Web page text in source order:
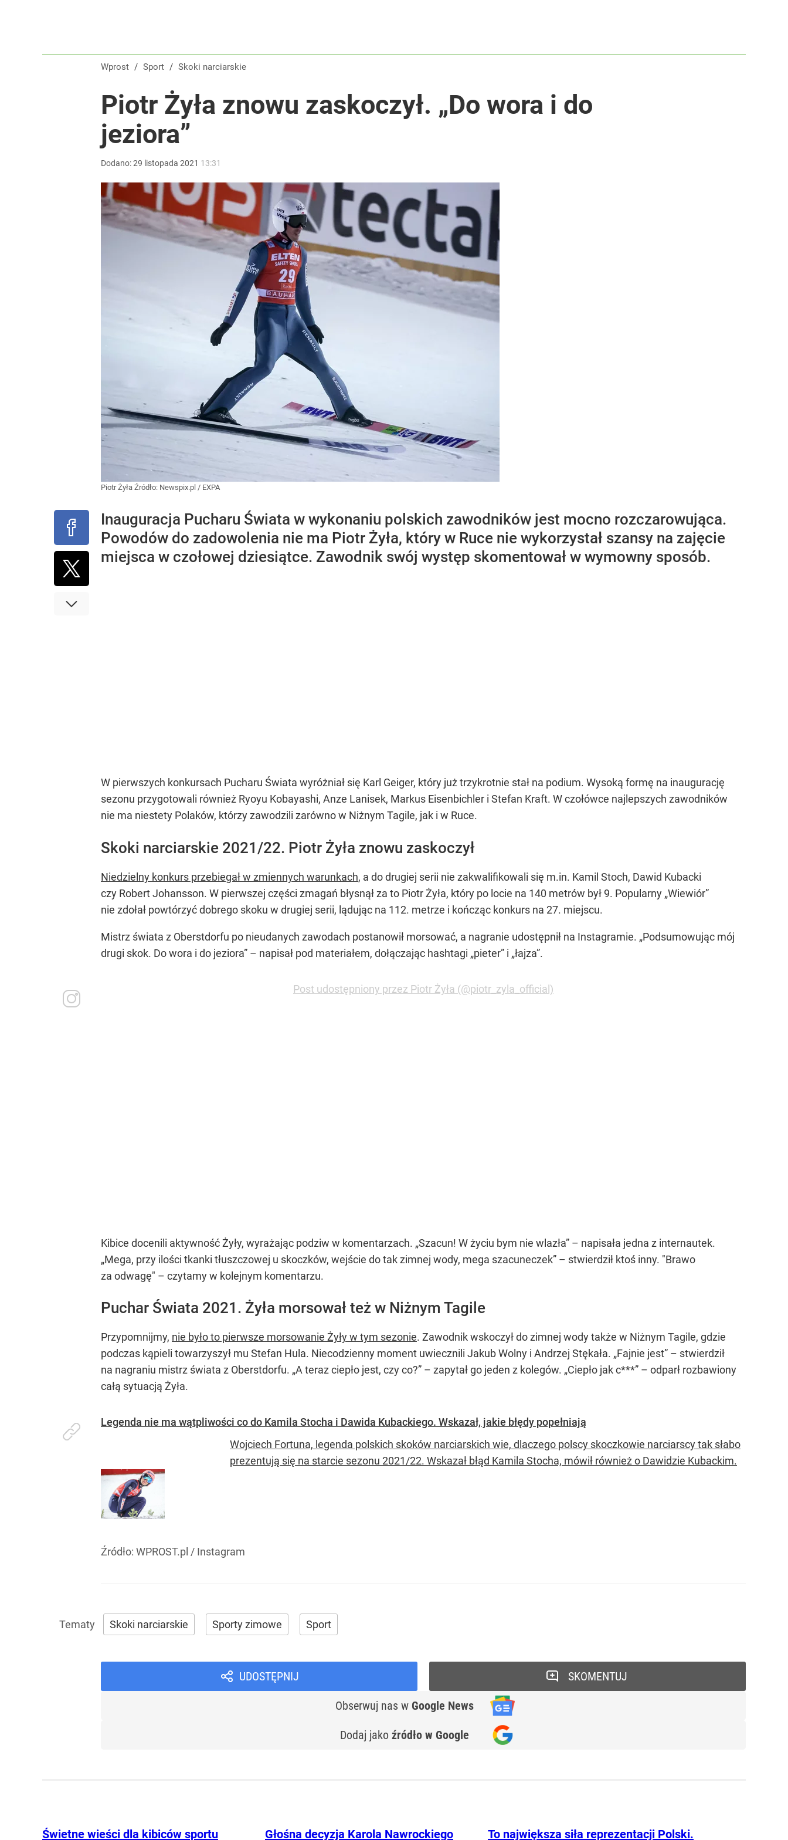
Wprost / Sport / Skoki narciarskie
Piotr Żyła znowu zaskoczył. „Do wora i do
jeziora”
Dodano:29 listopada 2021 13:31
Piotr Żyła Źródło: Newspix.pl / EXPA
Inauguracja Pucharu Świata w wykonaniu polskich zawodników jest mocno rozczarowująca.
Powodów do zadowolenia nie ma Piotr Żyła, który w Ruce nie wykorzystał szansy na zajęcie
miejsca w czołowej dziesiątce. Zawodnik swój występ skomentował w wymowny sposób.
W pierwszych konkursach Pucharu Świata wyróżniał się Karl Geiger, który już trzykrotnie stał na podium. Wysoką formę na inaugurację
sezonu przygotowali również Ryoyu Kobayashi, Anze Lanisek, Markus Eisenbichler i Stefan Kraft. W czołówce najlepszych zawodników
nie ma niestety Polaków, którzy zawodzili zarówno w Niżnym Tagile, jak i w Ruce.
Skoki narciarskie 2021/22. Piotr Żyła znowu zaskoczył
Niedzielny konkurs przebiegał w zmiennych warunkach, a do drugiej serii nie zakwalifikowali się m.in. Kamil Stoch, Dawid Kubacki
czy Robert Johansson. W pierwszej części zmagań błysnął za to Piotr Żyła, który po locie na 140 metrów był 9. Popularny „Wiewiór”
nie zdołał powtórzyć dobrego skoku w drugiej serii, lądując na 112. metrze i kończąc konkurs na 27. miejscu.
Mistrz świata z Oberstdorfu po nieudanych zawodach postanowił morsować, a nagranie udostępnił na Instagramie. „Podsumowując mój
drugi skok. Do wora i do jeziora” – napisał pod materiałem, dołączając hashtagi „pieter” i „łajza”.
Post udostępniony przez Piotr Żyła (@piotr_zyla_official)
Kibice docenili aktywność Żyły, wyrażając podziw w komentarzach. „Szacun! W życiu bym nie wlazła” – napisała jedna z internautek.
„Mega, przy ilości tkanki tłuszczowej u skoczków, wejście do tak zimnej wody, mega szacuneczek” – stwierdził ktoś inny. "Brawo
za odwagę" – czytamy w kolejnym komentarzu.
Puchar Świata 2021. Żyła morsował też w Niżnym Tagile
Przypomnijmy, nie było to pierwsze morsowanie Żyły w tym sezonie. Zawodnik wskoczył do zimnej wody także w Niżnym Tagile, gdzie
podczas kąpieli towarzyszył mu Stefan Hula. Niecodzienny moment uwiecznili Jakub Wolny i Andrzej Stękała. „Fajnie jest” – stwierdził
na nagraniu mistrz świata z Oberstdorfu. „A teraz ciepło jest, czy co?” – zapytał go jeden z kolegów. „Ciepło jak c***” – odparł rozbawiony
całą sytuacją Żyła.
Legenda nie ma wątpliwości co do Kamila Stocha i Dawida Kubackiego. Wskazał, jakie błędy popełniają
Wojciech Fortuna, legenda polskich skoków narciarskich wie, dlaczego polscy skoczkowie narciarscy tak słabo
prezentują się na starcie sezonu 2021/22. Wskazał błąd Kamila Stocha, mówił również o Dawidzie Kubackim.
Źródło: WPROST.pl / Instagram
Skoki narciarskie Sporty zimowe Sport
UDOSTĘPNIJ
Obserwuj nas w Google News
Dodaj jako źródło w Google
SKOMENTUJ
Świetne wieści dla kibiców sportu Głośna decyzja Karola Nawrockiego To największa siła reprezentacji Polski.